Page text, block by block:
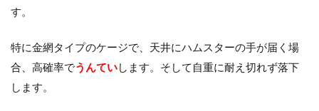
す。
特に金網タイプのケージで、天井にハムスターの手が届く場
合、高確率でうんてい します。そして自重に耐え切れず落下
します。